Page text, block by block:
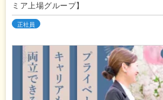
ミア上場グループ】
正社員